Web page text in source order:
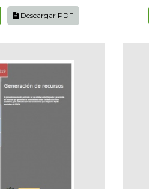
Descargar PDF